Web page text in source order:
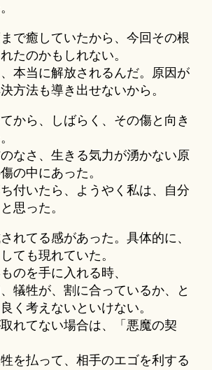
で癒していたから、今回その根
たのかもしれない。
本当に解放されるんだ。原因が
方法も導き出せないから。
から、しばらく、その傷と向き
なさ、生きる気力が湧かない原
の中にあった。
付いたら、ようやく私は、自分
思った。
れてる感があった。具体的に、
ても現れていた。
のを手に入れる時、
犠牲が、割に合っているか、と
く考えないといけない。
れてない場合は、「悪魔の契
を払って、相手のエゴを利する